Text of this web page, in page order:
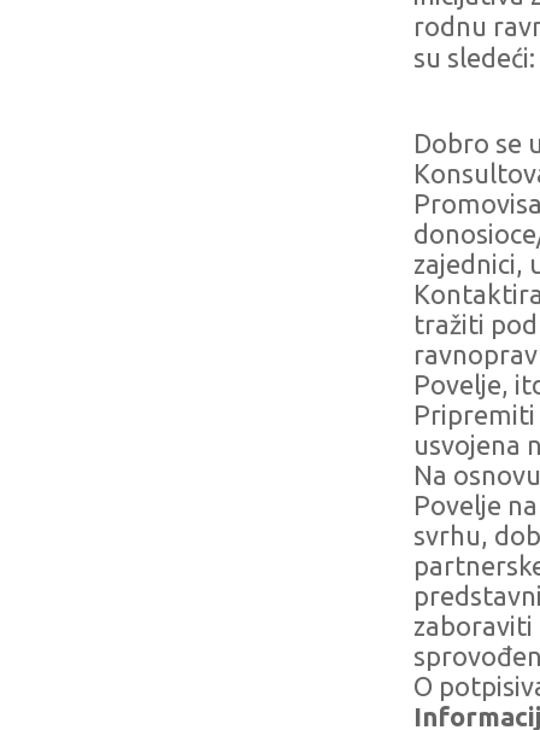
rodnu
su sledeći:
Dobro se
zajednici,
tražiti
Povelje,
Pripremiti
usvojena
Na
Povelje
svrhu,
zaboraviti
O